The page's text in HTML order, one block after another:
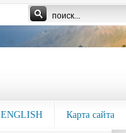
ENGLISH Карта сайта